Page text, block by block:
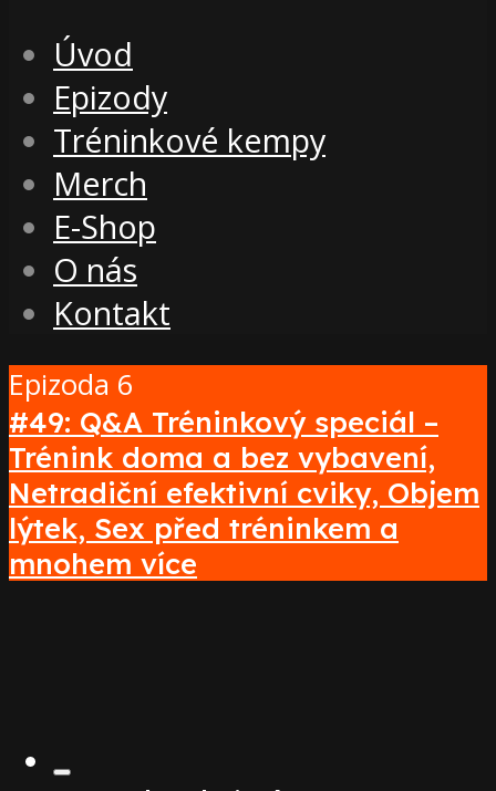
Úvod
Epizody
Tréninkové kempy
Merch
E-Shop
O nás
Kontakt
Epizoda 6
#49: Q&A Tréninkový speciál –
Trénink doma a bez vybavení,
Netradiční efektivní cviky, Objem
lýtek, Sex před tréninkem a
mnohem více